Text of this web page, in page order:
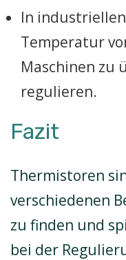
In
Temperatur
Maschinen zu
regulieren.
Fazit
Thermistoren
verschiedenen
zu finden und
bei der